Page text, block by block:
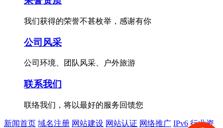
我们获得的荣誉不甚枚举，感谢有你
公司风采
公司环境、团队风采、户外旅游
联系我们
联络我们，将以最好的服务回馈您
新闻首页 域名注册 网站建设 网站认证 网络推广 IPv6 行业资